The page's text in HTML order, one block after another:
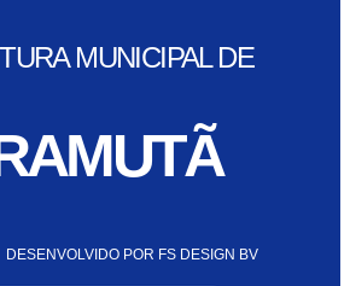
MUNICIPAL DE
DESENVOLVIDO POR FS DESIGN BV